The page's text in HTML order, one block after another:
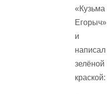
«Кузьма
Егорыч»
и
написал
зелёной
краской: